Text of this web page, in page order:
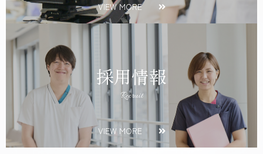
VIEW MORE
採用情報
Recruit
VIEW MORE